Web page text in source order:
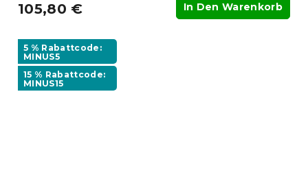
105,80 € In Den Warenkorb
5 % Rabattcode:
MINUS5
15 % Rabattcode:
MINUS15